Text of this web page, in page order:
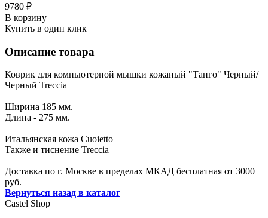
9780 ₽
В корзину
Купить в один клик
Описание товара
Коврик для компьютерной мышки кожаный "Танго" Черный/
Черный Treccia
Ширина 185 мм.
Длина - 275 мм.
Итальянская кожа Cuoietto
Также и тиснение Treccia
Доставка по г. Москве в пределах МКАД бесплатная от 3000
руб.
Вернуться назад в каталог
Castel Shop